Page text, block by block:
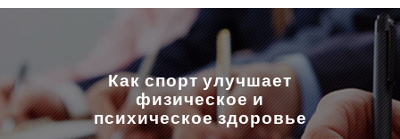
Как спорт улучшает
физическое и
психическое здоровье